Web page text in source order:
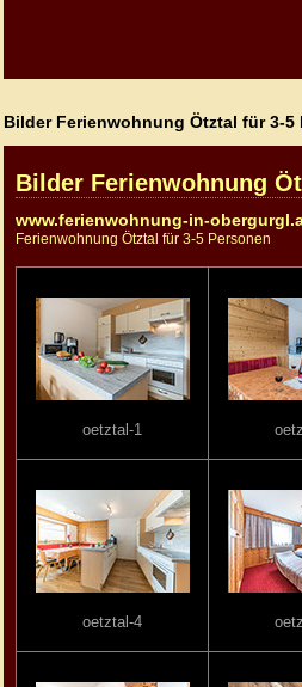
Bilder Ferienwohnung Ötztal für 3-5